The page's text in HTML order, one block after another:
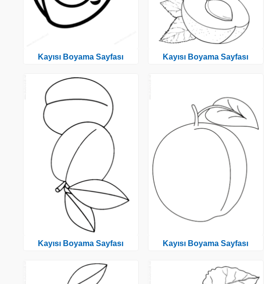
Kayısı Boyama Sayfası
Kayısı Boyama Sayfası
Kayısı Boyama Sayfası
Kayısı Boyama Sayfası